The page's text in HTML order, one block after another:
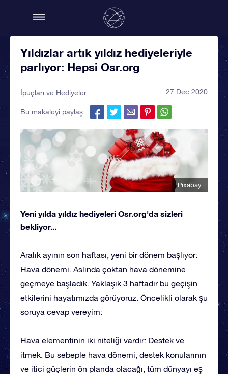
Yıldızlar artık yıldız hediyeleriyle
parlıyor: Hepsi Osr.org
İpuçları ve Hediyeler 27 Dec 2020
Bu makaleyi paylaş:
Pixabay
Yeni yılda yıldız hediyeleri Osr.org'da sizleri
bekliyor...
Aralık ayının son haftası, yeni bir dönem başlıyor:
Hava dönemi. Aslında çoktan hava dönemine
geçmeye başladık. Yaklaşık 3 haftadır bu geçişin
etkilerini hayatımızda görüyoruz. Öncelikli olarak şu
soruya cevap vereyim:
Hava elementinin iki niteliği vardır: Destek ve
itmek. Bu sebeple hava dönemi, destek konularının
ve itici güçlerin ön planda olacağı, tüm dünyayı eş